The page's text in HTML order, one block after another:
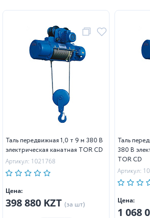
Таль передвижная 1,0 т 9 м 380 В
электрическая канатная TOR CD
Артикул: 1021768
Цена:
398 880 KZT (за шт)
Таль
380 В
TOR CD
Артикул:
Цена:
1 068